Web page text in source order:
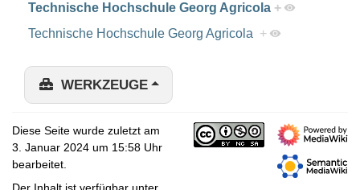
Technische Hochschule Georg Agricola +
Technische Hochschule Georg Agricola +
WERKZEUGE
Diese Seite wurde zuletzt am
3. Januar 2024 um 15:58 Uhr
bearbeitet.
Der Inhalt ist verfügbar unter